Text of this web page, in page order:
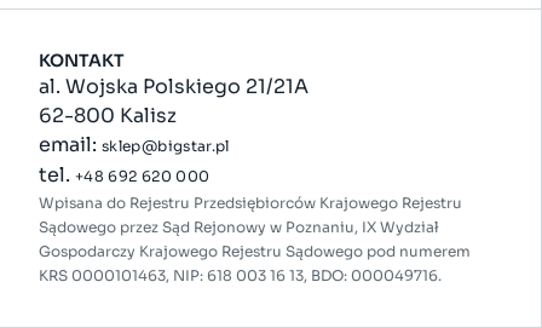
KONTAKT
al. Wojska Polskiego 21/21A
62-800 Kalisz
email: sklep@bigstar.pl
tel. +48 692 620 000
Wpisana do Rejestru Przedsiębiorców Krajowego Rejestru
Sądowego przez Sąd Rejonowy w Poznaniu, IX Wydział
Gospodarczy Krajowego Rejestru Sądowego pod numerem
KRS 0000101463, NIP: 618 003 16 13, BDO: 000049716.